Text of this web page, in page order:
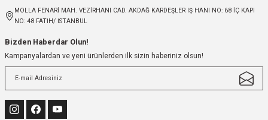
MOLLA FENARİ MAH. VEZİRHANI CAD. AKDAĞ KARDEŞLER IŞ HANI NO: 68 İÇ KAPI
NO: 48 FATİH/ İSTANBUL
Bizden Haberdar Olun!
Kampanyalardan ve yeni ürünlerden ilk sizin haberiniz olsun!